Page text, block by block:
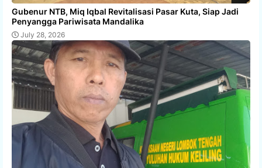
Gubenur NTB, Miq Iqbal Revitalisasi Pasar Kuta, Siap Jadi
Penyangga Pariwisata Mandalika
July 28, 2026